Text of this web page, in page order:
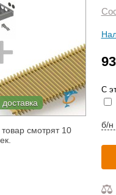
смотрят 10
С
б/н